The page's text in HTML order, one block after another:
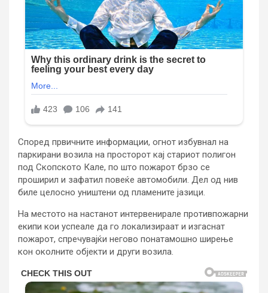
Според првичните информации, огнот избувнал на
паркирани возила на просторот кај стариот полигон
под Скопското Кале, по што пожарот брзо се
проширил и зафатил повеќе автомобили. Дел од нив
биле целосно уништени од пламените јазици.
На местото на настанот интервенирале противпожарни
екипи кои успеале да го локализираат и изгаснат
пожарот, спречувајќи негово понатамошно ширење
кон околните објекти и други возила.